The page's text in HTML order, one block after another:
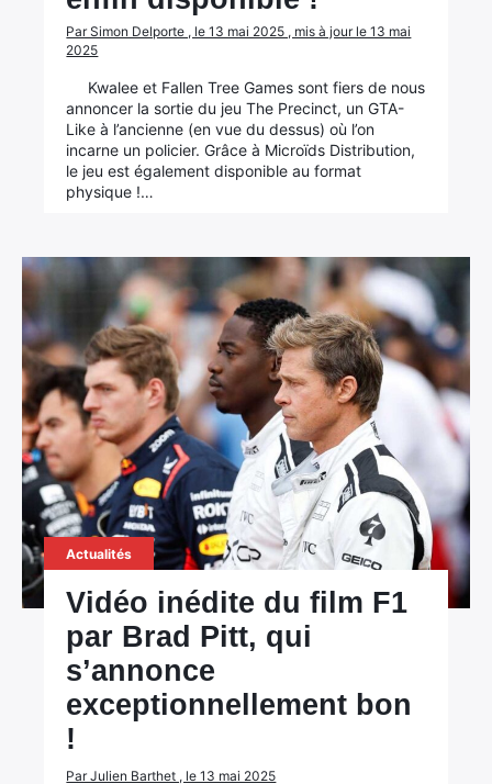
Par Simon Delporte , le 13 mai 2025 , mis à jour le 13 mai
2025
Kwalee et Fallen Tree Games sont fiers de nous
annoncer la sortie du jeu The Precinct, un GTA-
Like à l’ancienne (en vue du dessus) où l’on
incarne un policier. Grâce à Microïds Distribution,
le jeu est également disponible au format
physique !…
Actualités
Vidéo inédite du film F1
par Brad Pitt, qui
s’annonce
exceptionnellement bon
!
Par Julien Barthet , le 13 mai 2025